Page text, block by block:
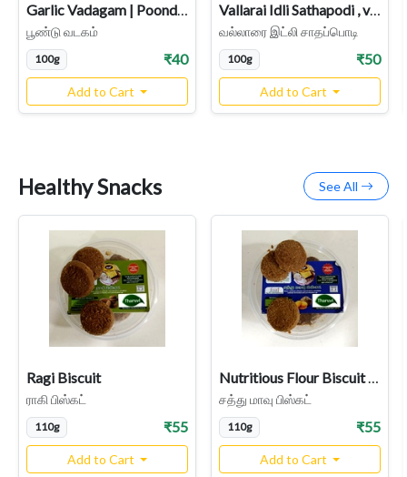
Garlic Vadagam | Poondu Vadagam
பூண்டு வடகம்
100g ₹40
Add to Cart
Vallarai Idli Sathapodi , vallarai keerai podi /Vallarai idli podi /Brahmi podi
வல்லாரை இட்லி சாதப்பொடி
100g ₹50
Add to Cart
Healthy Snacks See All
Ragi Biscuit
ராகி பிஸ்கட்
110g ₹55
Add to Cart
Nutritious Flour Biscuit / Sathu Maavu Biscuit
சத்து மாவு பிஸ்கட்
110g ₹55
Add to Cart